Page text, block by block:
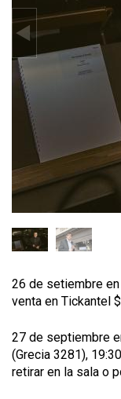
26 de setiembre
venta en Tickantel
27 de septiembre
(Grecia 3281),
retirar en la sala o